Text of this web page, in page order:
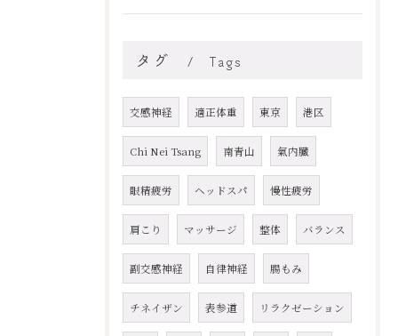
タグ Tags
交感神経 適正体重 東京 港区
Chi Nei Tsang 南青山 氣内臓
眼精疲労 ヘッドスパ 慢性疲労
肩こり マッサージ 整体 バランス
副交感神経 自律神経 腸もみ
チネイザン 表参道 リラクゼーション